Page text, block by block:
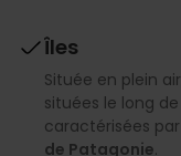
Îles
Située en plein
situées le long
caractérisées
de Patagonie.